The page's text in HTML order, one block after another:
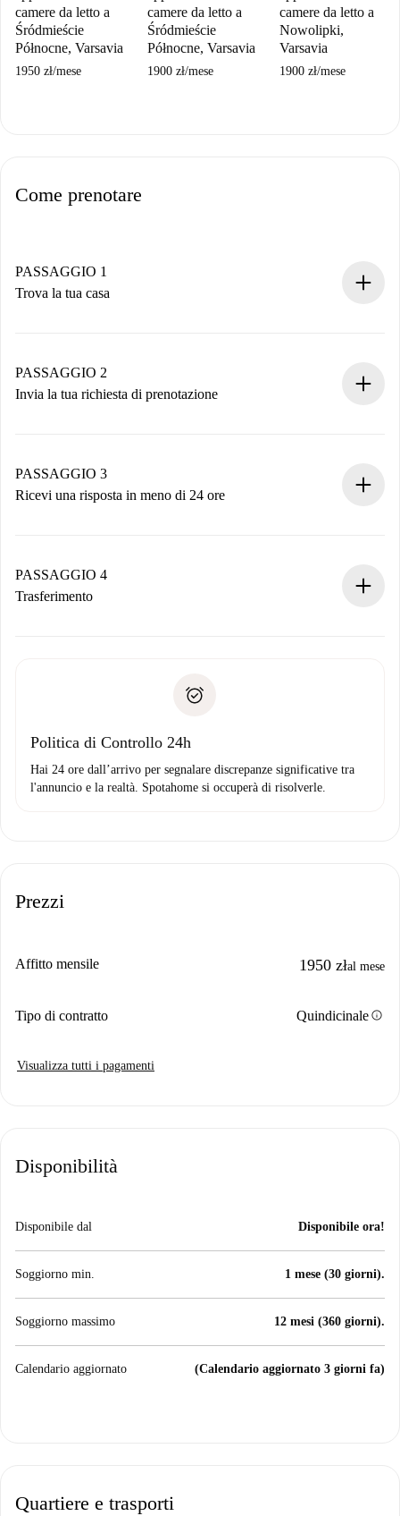
camere da letto a
Śródmieście
Północne, Varsavia
1950 zł/mese
camere da letto a
Śródmieście
Północne, Varsavia
1900 zł/mese
camere da letto a
Nowolipki,
Varsavia
1900 zł/mese
Come prenotare
PASSAGGIO 1
Trova la tua casa
Hai tutte le informazioni necessarie in anticipo.
PASSAGGIO 2
Invia la tua richiesta di prenotazione
non accetta.
PASSAGGIO 3
Ricevi una risposta in meno di 24 ore
contatto con il proprietario.
Se rifiutata: non ti addebiteremo nulla e ti proporremo
Domiciliazione del pagamento
PASSAGGIO 4
Trasferimento
solo se non segnali problemi.
Politica di Controllo 24h
Hai 24 ore dall’arrivo per segnalare discrepanze significative tra
l'annuncio e la realtà. Spotahome si occuperà di risolverle.
Prezzi
Affitto mensile 1950 złal mese
Tipo di contratto Quindicinaleinfo
Visualizza tutti i pagamenti
Disponibilità
Disponibile dal Disponibile ora!
Soggiorno min. 1 mese (30 giorni).
Soggiorno massimo 12 mesi (360 giorni).
Calendario aggiornato (Calendario aggiornato 3 giorni fa)
Quartiere e trasporti